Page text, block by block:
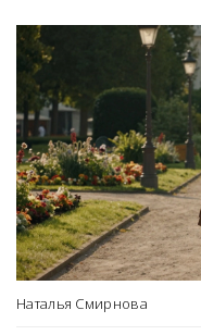
Наталья Смирнова